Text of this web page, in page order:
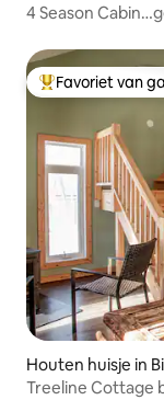
4 Season
Topfavoriet van
Favoriet van
Houten huisje in